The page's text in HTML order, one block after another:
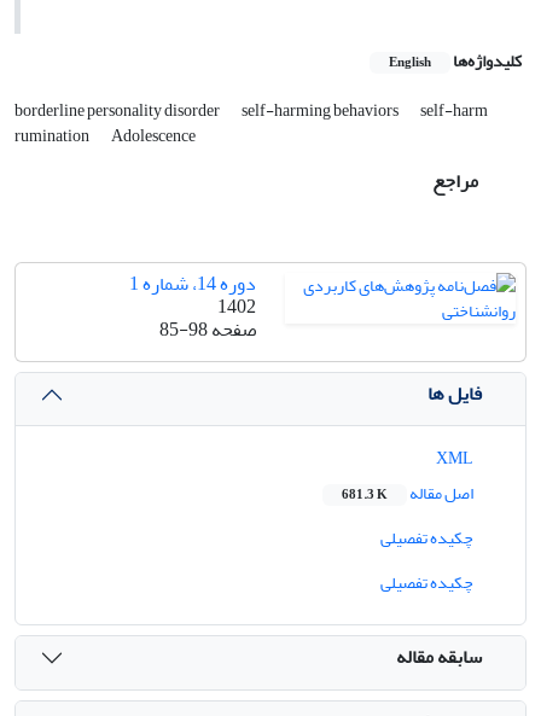
کلیدواژه‌ها English
borderline personality disorder self-harming behaviors self-harm
rumination Adolescence
مراجع
دوره 14، شماره 1
1402
صفحه85-98
فایل ها
اصل مقاله
681.3 K
چکیده تفصیلی
چکیده تفصیلی
سابقه مقاله